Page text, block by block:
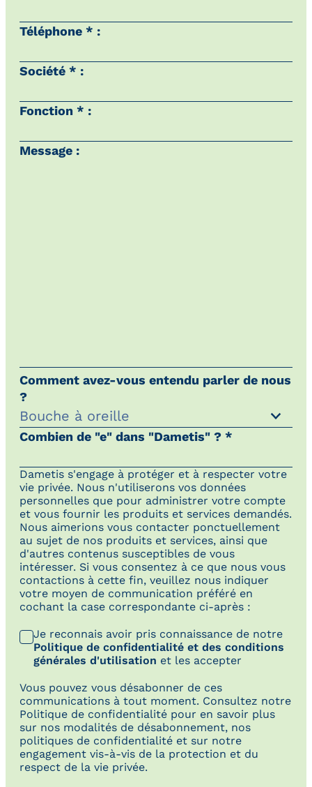
Téléphone * :
Société * :
Fonction * :
Message :
Comment avez-vous entendu parler de nous
?
Combien de "e" dans "Dametis" ? *
Dametis s'engage à protéger et à respecter votre
vie privée. Nous n'utiliserons vos données
personnelles que pour administrer votre compte
et vous fournir les produits et services demandés.
Nous aimerions vous contacter ponctuellement
au sujet de nos produits et services, ainsi que
d'autres contenus susceptibles de vous
intéresser. Si vous consentez à ce que nous vous
contactions à cette fin, veuillez nous indiquer
votre moyen de communication préféré en
cochant la case correspondante ci-après :
Je reconnais avoir pris connaissance de notre
Politique de confidentialité et des conditions
générales d'utilisation et les accepter
Vous pouvez vous désabonner de ces
communications à tout moment. Consultez notre
Politique de confidentialité pour en savoir plus
sur nos modalités de désabonnement, nos
politiques de confidentialité et sur notre
engagement vis-à-vis de la protection et du
respect de la vie privée.